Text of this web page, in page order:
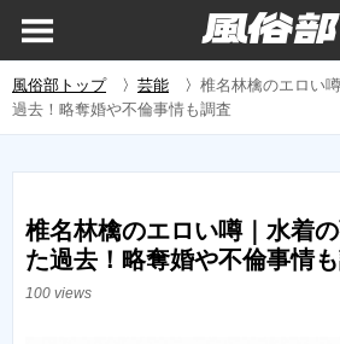
風俗部トップ〉 芸能 〉 椎名林檎のエロい
過去！略奪婚や不倫事情も調査
椎名林檎のエロい噂｜水着
た過去！略奪婚や不倫事情
100 views